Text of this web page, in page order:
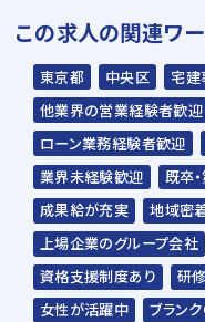
▼
内定
☆ご応募から内
☆入社時期は相
の方も積極的に
☆応募の秘密は
この求人の関連ワ
東京都 中央区 宅建
他業界の営業経験者歓迎
ローン業務経験者歓迎
業界未経験歓迎
既卒
成果給が充実
地域密
上場企業のグループ会社
資格支援制度あり
研
女性が活躍中
ブラン